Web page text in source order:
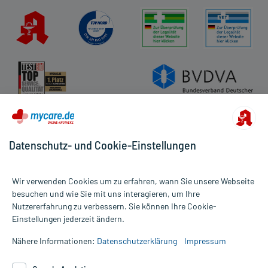
Alle Preise gelten inkl. MwSt., ggf. zzgl. Versandkosten
Informationen auf dieser Website werden ausschließlich für
die Untersuchung und Behandlung durch einen Arzt. Bitte
Datenschutz- und Cookie-Einstellungen
Wir verwenden Cookies um zu erfahren, wann Sie unsere Webseite
besuchen und wie Sie mit uns interagieren, um Ihre
Nutzererfahrung zu verbessern. Sie können Ihre Cookie-
Einstellungen jederzeit ändern.
Nähere Informationen: Datenschutzerklärung Impressum